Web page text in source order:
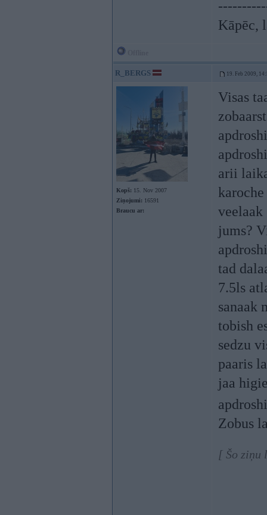
Kāpēc,
R_BERGS 19. Feb 2009,
Kopš: 15. Nov 2007
Ziņojumi: 16591
Braucu ar:
Visas
arii
veelaak
jums?
tad
7.5ls
sanaak
tobish
sedzu
paaris
jaa
Zobus
[ Šo ziņu